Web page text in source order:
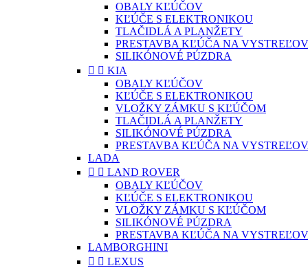
OBALY KĽÚČOV
KĽÚČE S ELEKTRONIKOU
TLAČIDLÁ A PLANŽETY
PRESTAVBA KĽÚČA NA
SILIKÓNOVÉ PÚZDRA
  KIA
OBALY KĽÚČOV
KĽÚČE S ELEKTRONIKOU
VLOŽKY ZÁMKU S KĽÚČOM
TLAČIDLÁ A PLANŽETY
SILIKÓNOVÉ PÚZDRA
PRESTAVBA KĽÚČA NA
LADA
  LAND ROVER
OBALY KĽÚČOV
KĽÚČE S ELEKTRONIKOU
VLOŽKY ZÁMKU S KĽÚČOM
SILIKÓNOVÉ PÚZDRA
PRESTAVBA KĽÚČA NA
LAMBORGHINI
  LEXUS